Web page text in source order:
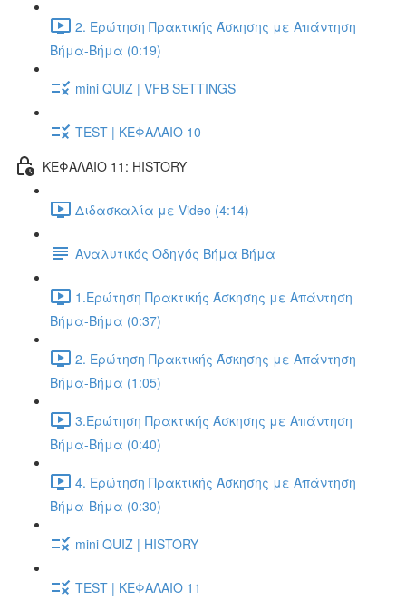
2. Ερώτηση Πρακτικής Άσκησης με Απάντηση
Βήμα-Βήμα (0:19)
mini QUIZ | VFB SETTINGS
TEST | ΚΕΦΑΛΑΙΟ 10
ΚΕΦΑΛΑΙΟ 11: HISTORY
Διδασκαλία με Video (4:14)
Αναλυτικός Οδηγός Βήμα Βήμα
1.Ερώτηση Πρακτικής Άσκησης με Απάντηση
Βήμα-Βήμα (0:37)
2. Ερώτηση Πρακτικής Άσκησης με Απάντηση
Βήμα-Βήμα (1:05)
3.Ερώτηση Πρακτικής Άσκησης με Απάντηση
Βήμα-Βήμα (0:40)
4. Ερώτηση Πρακτικής Άσκησης με Απάντηση
Βήμα-Βήμα (0:30)
mini QUIZ | HISTORY
TEST | ΚΕΦΑΛΑΙΟ 11